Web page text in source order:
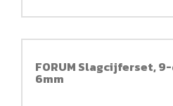
FORUM Slagcijferset,
6mm